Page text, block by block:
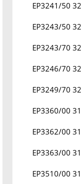
EP3241/50
EP3243/50
EP3243/70
EP3246/70
EP3249/70
EP3360/00
EP3362/00
EP3363/00
EP3510/00